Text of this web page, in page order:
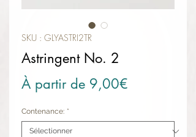
SKU : GLYASTRI2TR
Astringent No. 2
À partir de 9,00€
Contenance: *